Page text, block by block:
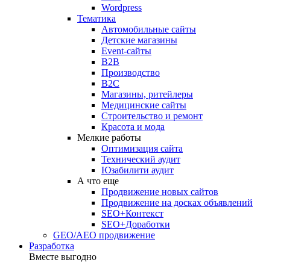
Wordpress
Тематика
Автомобильные сайты
Детские магазины
Event-сайты
B2B
Производство
B2C
Магазины, ритейлеры
Медицинские сайты
Строительство и ремонт
Красота и мода
Мелкие работы
Оптимизация сайта
Технический аудит
Юзабилити аудит
А что еще
Продвижение новых сайтов
Продвижение на досках объявлений
SEO+Контекст
SEO+Доработки
GEO/AEO продвижение
Разработка
Вместе выгодно